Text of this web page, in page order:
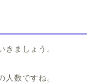
きましょう。
人数ですね。